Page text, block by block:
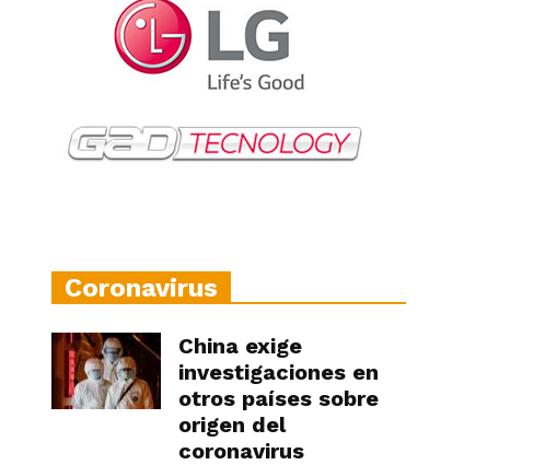
Coronavirus
China exige
investigaciones en
otros países sobre
origen del
coronavirus